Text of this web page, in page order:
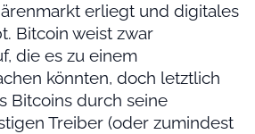
erliegt und digitales
Bitcoin weist zwar
die es zu einem
könnten, doch letztlich
Bitcoins durch seine
Treiber (oder zumindest